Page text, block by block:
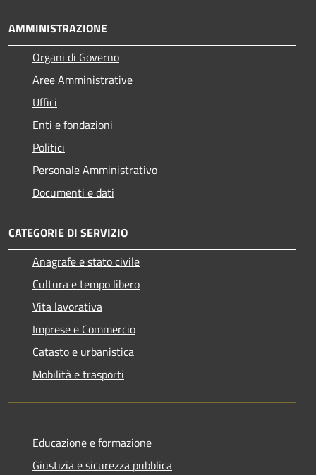
AMMINISTRAZIONE
Organi di Governo
Aree Amministrative
Uffici
Enti e fondazioni
Politici
Personale Amministrativo
Documenti e dati
CATEGORIE DI SERVIZIO
Anagrafe e stato civile
Cultura e tempo libero
Vita lavorativa
Imprese e Commercio
Catasto e urbanistica
Mobilità e trasporti
Educazione e formazione
Giustizia e sicurezza pubblica